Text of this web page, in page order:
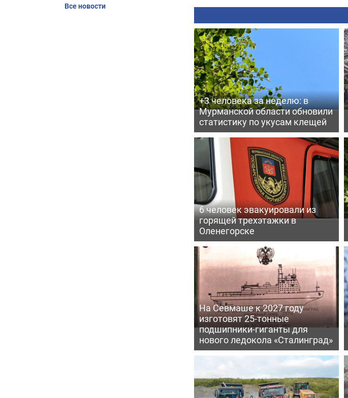
+3 человека за неделю: в
Мурманской области обновили
статистику по укусам клещей
6 человек эвакуировали из
горящей трехэтажки в
Оленегорске
На Севмаше к 2027 году
изготовят 25-тонные
подшипники-гиганты для
нового ледокола «Сталинград»
Все новости